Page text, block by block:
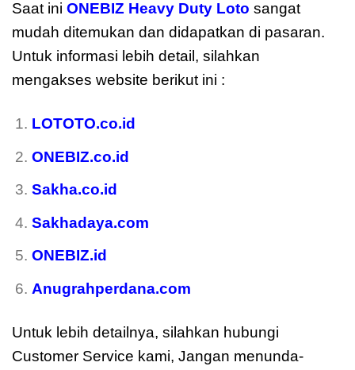
Saat ini ONEBIZ Heavy Duty Loto sangat
mudah ditemukan dan didapatkan di pasaran.
Untuk informasi lebih detail, silahkan
mengakses website berikut ini :
LOTOTO.co.id
ONEBIZ.co.id
Sakha.co.id
Sakhadaya.com
ONEBIZ.id
Anugrahperdana.com
Untuk lebih detailnya, silahkan hubungi
Customer Service kami, Jangan menunda-